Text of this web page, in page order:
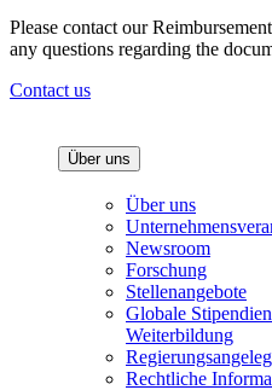
Please contact our
any questions regarding the
Contact us
Über uns
Über uns
Newsroom
Forschung
Stellenangebote
Globale
Weiterbildung
Rechtliche